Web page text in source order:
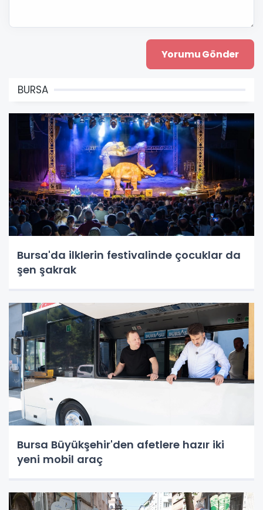
BURSA
Bursa'da ilklerin festivalinde çocuklar da
şen şakrak
Bursa Büyükşehir'den afetlere hazır iki
yeni mobil araç